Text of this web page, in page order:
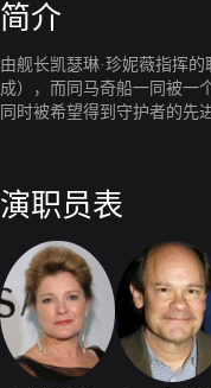
简介
由舰长凯瑟琳·珍妮薇指挥
成），而同马奇船一同被一
同时被希望得到守护者的先
演职员表